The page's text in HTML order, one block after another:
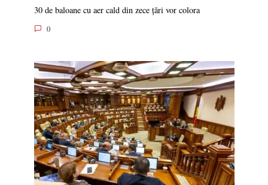
30 de baloane cu aer cald din zece țări vor colora
0